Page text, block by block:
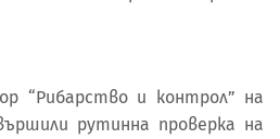
“Рибарство и контрол” на
рутинна проверка на